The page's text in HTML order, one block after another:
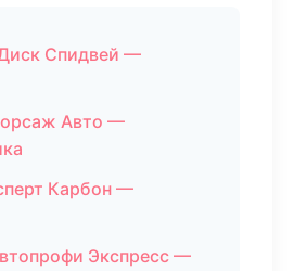
Спидвей —
Авто —
Карбон —
Экспресс —